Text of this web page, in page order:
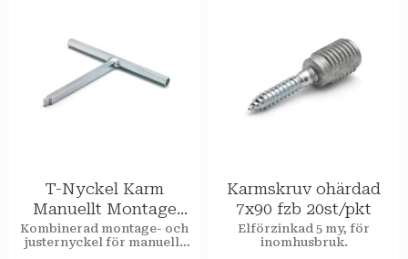
T-Nyckel Karm
Manuellt Montage
1st/förp
Kombinerad montage- och
justernyckel för manuellt
Karmskruv ohärdad
7x90 fzb 20st/pkt
Elförzinkad 5 my, för
inomhusbruk.